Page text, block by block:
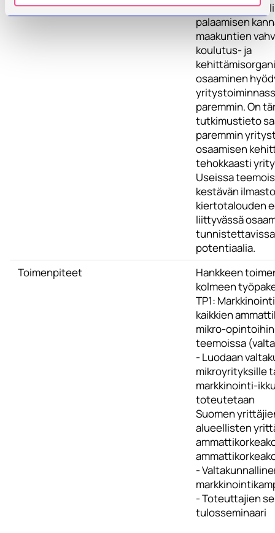
Uuteen
palaamisen
maakuntien
koulutus- ja
osaaminen
paremmin. On
tutkimustieto
paremmin
osaamisen
tehokkaasti
Useissa
kestävän
kiertotalouden
liittyvässä
potentiaalia.
Toimenpiteet
Hankkeen
kolmeen
TP1:
kaikkien
mikro-
teemoissa
- Luodaan
mikroyrityksille
markkinointi-
toteutetaan
Suomen
alueellisten
-
- Toteuttajien
tulosseminaari